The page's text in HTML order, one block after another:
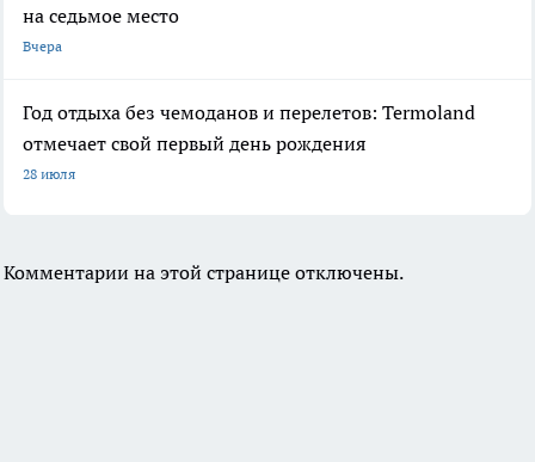
на седьмое место
Вчера
Год отдыха без чемоданов и перелетов: Termoland
отмечает свой первый день рождения
28 июля
Комментарии на этой странице отключены.